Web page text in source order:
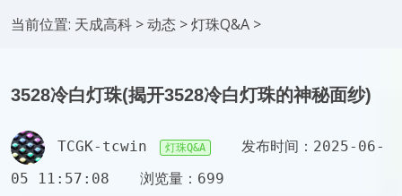
当前位置: 天成高科 >动态 >灯珠Q&A >
3528冷白灯珠(揭开3528冷白灯珠的神秘面纱)
TCGK-tcwin 灯珠Q&A
发布时间：2025-06-
05 11:57:08
浏览量：699